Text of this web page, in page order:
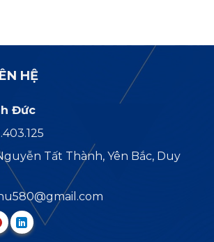
HỆ
Đức
Tất Thành, Yên Bắc, Duy